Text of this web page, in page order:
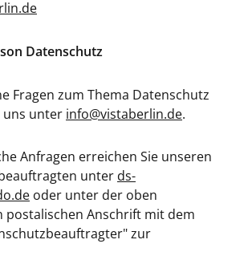
Datenschutz
Fragen zum Thema Datenschutz
uns unter info@vistaberlin.de.
Anfragen erreichen Sie unseren
unter ds-
oder unter der oben
postalischen Anschrift mit dem
zur